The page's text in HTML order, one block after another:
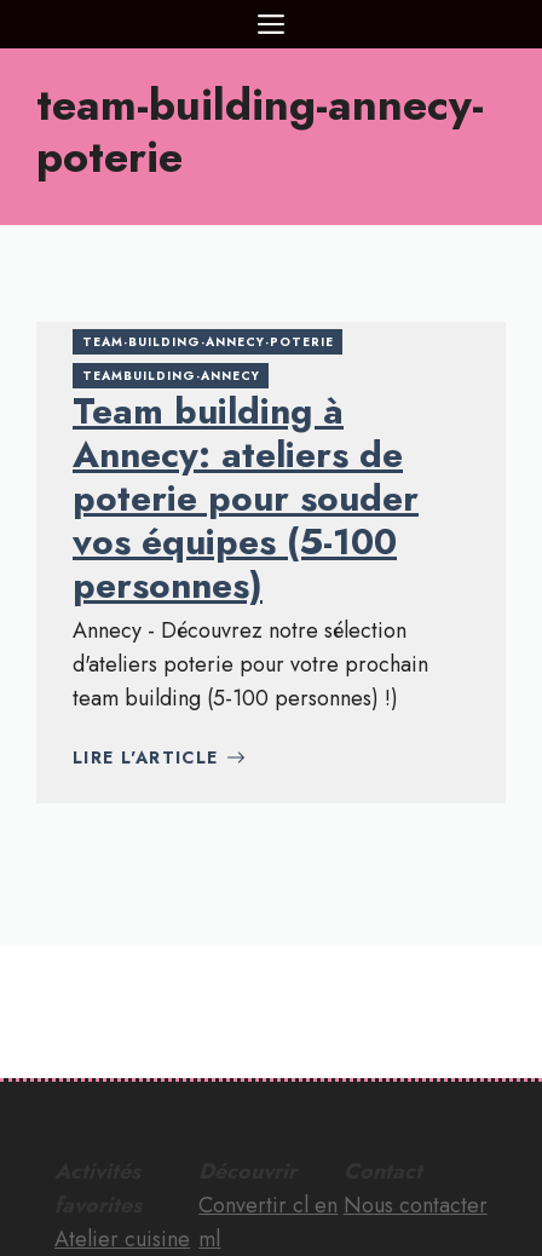
au
MENU
team-building-annecy-
poterie
TEAM-BUILDING-ANNECY-POTERIE
TEAMBUILDING-ANNECY
Team building à
Annecy: ateliers de
poterie pour souder
vos équipes (5-100
personnes)
Annecy - Découvrez notre sélection
d'ateliers poterie pour votre prochain
team building (5-100 personnes) !)
LIRE L'ARTICLE
Atelier cuisine
Convertir cl en
ml
Nous contacter